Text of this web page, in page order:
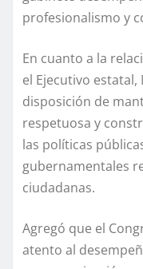
profesionalismo y
En cuanto a la
el Ejecutivo
disposición de
respetuosa y
las políticas
gubernamentales
ciudadanas.
Agregó que el
atento al